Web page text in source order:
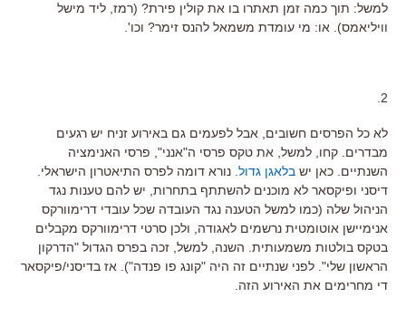
למשל: תוך כמה זמן תאתרו בו את קולין פירת? (רמז, ליד מישל
וויליאמס). או: מי עומדת משמאל להנס זימר? וכו'.
2.
לא כל הפרסים חשובים, אבל לפעמים גם באירוע זניח יש רגעים
מבדרים. קחו, למשל, את טקס פרסי ה"אנני", פרסי האנימציה
השנתיים. כאן יש בלאגן גדול. נורא דומה לפרס התיאטרון הישראלי.
דיסני ופיקסאר לא מוכנים להשתתף בתחרות, יש להם טענות נגד
הניהול שלה (כמו למשל הטענה נגד העובדה שכל עובדי דרימוורקס
אנימיישן אוטומטית נרשמים לאגודה, ולכן סרטי דרימוורקס מקבלים
בטקס בולטות משמעותית. השנה, למשל, זכה בפרס הגדול "הדרקון
הראשון שלי". לפני שנתיים זה היה "קונג פו פנדה"). אז בדיסני/פיקסאר
די מחרימים את האירוע הזה.